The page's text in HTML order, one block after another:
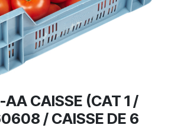
CAISSE (CAT 1 /
/ CAISSE DE 6